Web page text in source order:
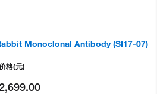
Monoclonal Antibody (SI17-07)
格(元)
2,699.00